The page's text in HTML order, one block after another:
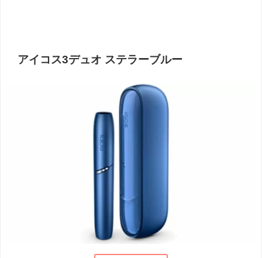
アイコス3デュオ ステラーブルー